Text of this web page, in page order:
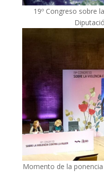
19º Congreso sobre
Momento de la